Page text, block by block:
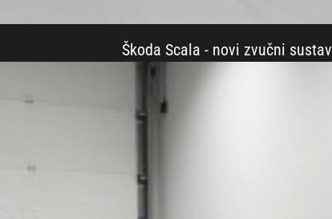
Škoda Scala - novi zvučni sustav